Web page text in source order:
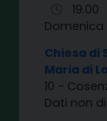
19.00
Domenica
Chiesa di
Maria di
10 -
Dati non